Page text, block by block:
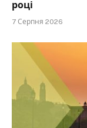
році
7 Серпня 2026